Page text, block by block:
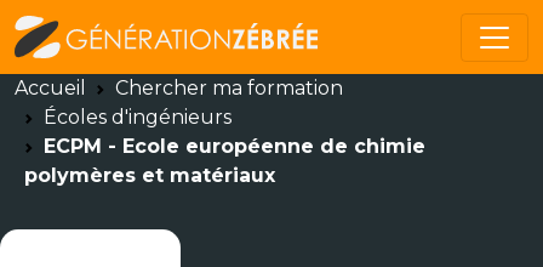
Accueil
Chercher ma formation
Écoles d'ingénieurs
ECPM - Ecole européenne de chimie
polymères et matériaux